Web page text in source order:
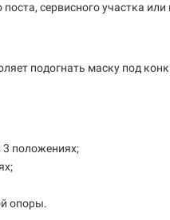
сервисного участка
подогнать маску под
3 положениях;
опоры.